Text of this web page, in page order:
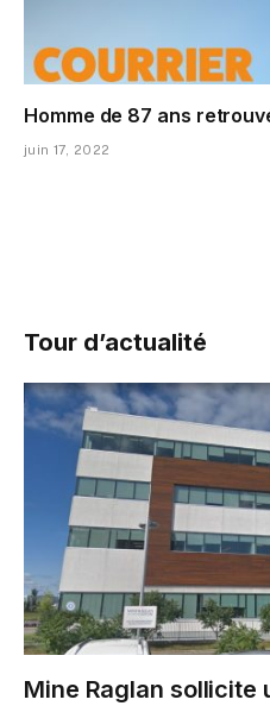
Homme de 87 ans
juin 17, 2022
Tour d’actualité
Mine Raglan sollicite